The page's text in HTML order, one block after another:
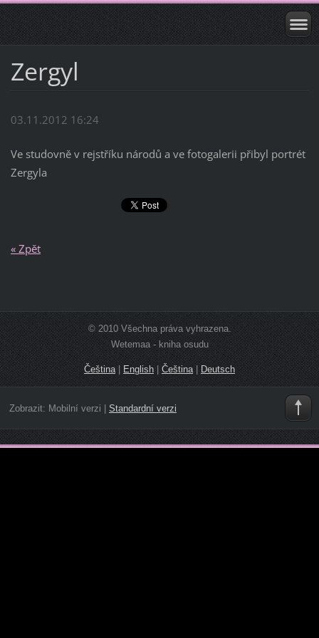
Zergyl
03.11.2012 16:24
Ve studovně v rejstříku národů a ve fotogalerii přibyl portrét
Zergyla
« Zpět
© 2010 Všechna práva vyhrazena.
Wetemaa - kniha osudu
Čeština| English | Čeština | Deutsch
Zobrazit: Mobilní verzi Standardní verzi